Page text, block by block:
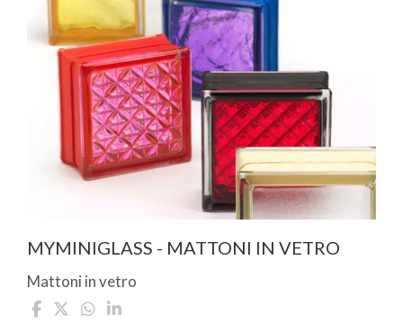
MYMINIGLASS - MATTONI IN VETRO
Mattoni in vetro